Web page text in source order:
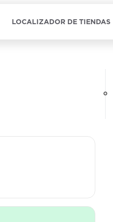
LOCALIZADOR DE TIENDAS